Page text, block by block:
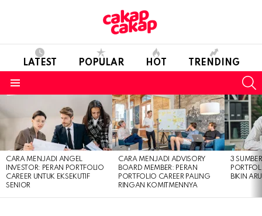
LATEST POPULAR HOT TRENDING
STORIES
CARA MENJADI ANGEL
INVESTOR: PERAN PORTFOLIO
CAREER UNTUK EKSEKUTIF
SENIOR
CARA MENJADI ADVISORY
BOARD MEMBER: PERAN
PORTFOLIO CAREER PALING
RINGAN KOMITMENNYA
3
BIKIN